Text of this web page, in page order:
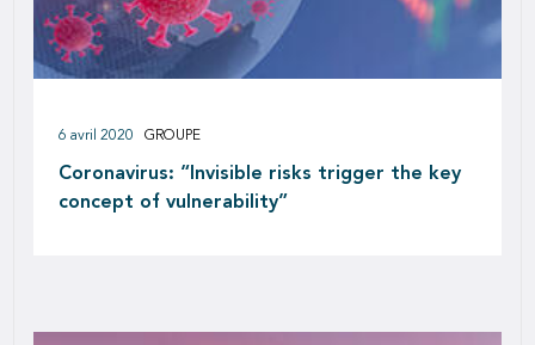
Coronavirus: “Invisible risks trigger the key
concept of vulnerability”
6 avril 2020 GROUPE